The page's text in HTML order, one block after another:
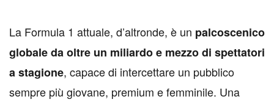
La Formula 1 attuale, d’altronde, è un palcoscenico
globale da oltre un miliardo e mezzo di spettatori
a stagione, capace di intercettare un pubblico
sempre più giovane, premium e femminile. Una